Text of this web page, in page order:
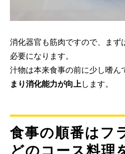
消化器官も筋肉ですので、まず
必要になります。
汁物は本来食事の前に少し嗜ん
まり消化能力が向上 します。
食事の順番はフ
どのコース料理